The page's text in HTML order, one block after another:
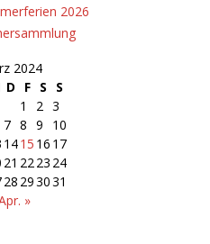
2026
2024
D F S
S
1
2 3
7 8 9
10
1415 16 17
21 2223 24
28 293031
»